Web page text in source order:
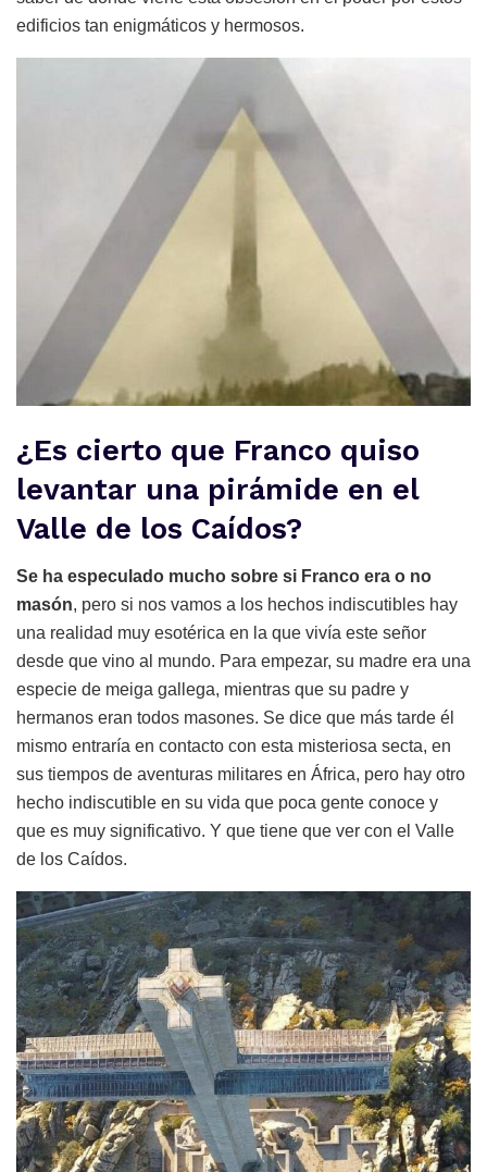
edificios tan enigmáticos y hermosos.
¿Es cierto que Franco quiso
levantar una pirámide en el
Valle de los Caídos?
Se ha especulado mucho sobre si Franco era o no
masón, pero si nos vamos a los hechos indiscutibles hay
una realidad muy esotérica en la que vivía este señor
desde que vino al mundo. Para empezar, su madre era una
especie de meiga gallega, mientras que su padre y
hermanos eran todos masones. Se dice que más tarde él
mismo entraría en contacto con esta misteriosa secta, en
sus tiempos de aventuras militares en África, pero hay otro
hecho indiscutible en su vida que poca gente conoce y
que es muy significativo. Y que tiene que ver con el Valle
de los Caídos.